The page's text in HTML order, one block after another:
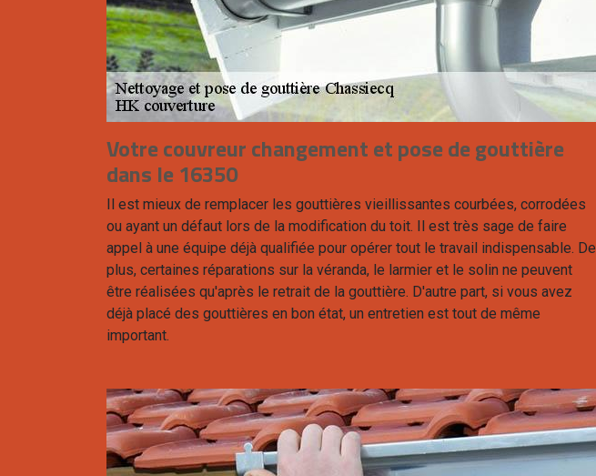
Votre couvreur changement et pose de gouttière
dans le 16350
Il est mieux de remplacer les gouttières vieillissantes courbées, corrodées
ou ayant un défaut lors de la modification du toit. Il est très sage de faire
appel à une équipe déjà qualifiée pour opérer tout le travail indispensable. De
plus, certaines réparations sur la véranda, le larmier et le solin ne peuvent
être réalisées qu'après le retrait de la gouttière. D'autre part, si vous avez
déjà placé des gouttières en bon état, un entretien est tout de même
important.